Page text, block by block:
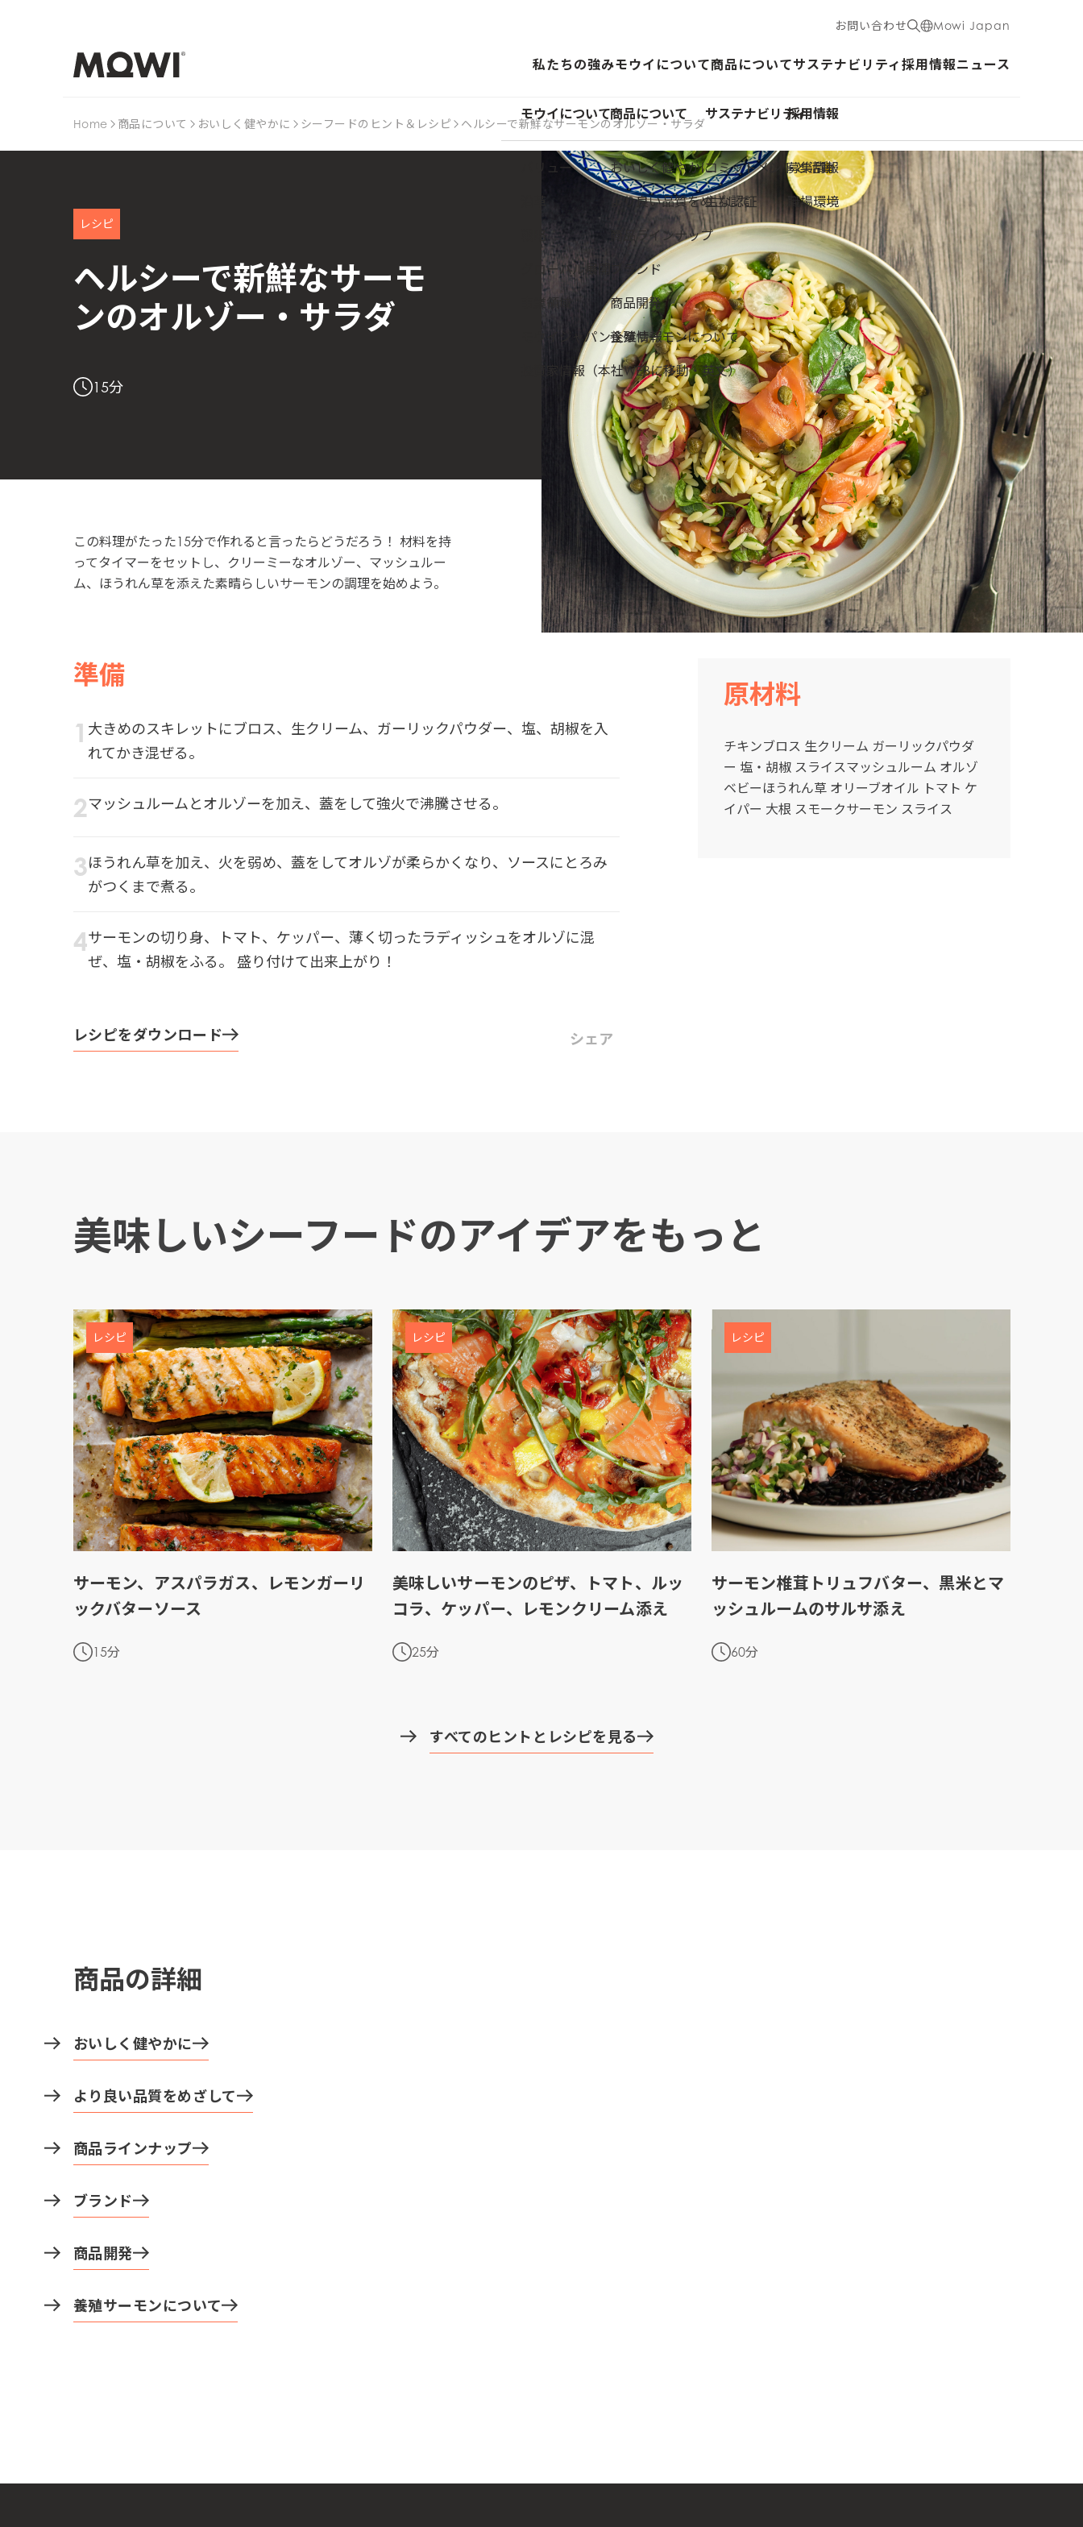
お問い合わせ Mowi Japan
私たちの強みモウイについて
モウイについて
バリュー
沿革
戦略
グローバル展開
事業領域
モウイジャパン企業情報
投資家情報（本社WEBに移動・英文）
商品について
商品について
おいしく健やかに
より良い品質をめざして
商品ラインナップ
ブランド
商品開発
養殖サーモンについて
サステナビリティ
サステナビリティ
コミットメントと活動
主な認証
採用情報
採用情報
募集情報
職場環境
ニュース
Mowi Global
Asia
Mowi China
Mowi JapanACTIVE
Mowi Korea
Mowi Taiwan
Europe
Mowi Belgium (FR)
Mowi Belgium (NL)
Mowi Czechia (CZ)
Mowi Czechia (EN)
Mowi France
Mowi Germany
Mowi Ireland
Mowi Italy
Mowi Norway
Mowi Poland
Mowi Scotland
Mowi Spain
投資家情報（英文）に移動
Home 商品について おいしく健やかに シーフードのヒント＆レシピ ヘルシーで新鮮なサーモンのオルゾー・サラダ
レシピ
ヘルシーで新鮮なサーモ
ンのオルゾー・サラダ
15分
この料理がたった15分で作れると言ったらどうだろう！ 材料を持
ってタイマーをセットし、クリーミーなオルゾー、マッシュルー
ム、ほうれん草を添えた素晴らしいサーモンの調理を始めよう。
原材料
チキンブロス 生クリーム ガーリックパウダ
ー 塩・胡椒 スライスマッシュルーム オルゾ
ベビーほうれん草 オリーブオイル トマト ケ
イパー 大根 スモークサーモン スライス
準備
大きめのスキレットにブロス、生クリーム、ガーリックパウダー、塩、胡椒を入
れてかき混ぜる。
マッシュルームとオルゾーを加え、蓋をして強火で沸騰させる。
ほうれん草を加え、火を弱め、蓋をしてオルゾが柔らかくなり、ソースにとろみ
がつくまで煮る。
サーモンの切り身、トマト、ケッパー、薄く切ったラディッシュをオルゾに混
ぜ、塩・胡椒をふる。 盛り付けて出来上がり！
レシピをダウンロード シェア
美味しいシーフードのアイデアをもっと
レシピ
サーモン、アスパラガス、レモンガーリ
ックバターソース
15分
レシピ
美味しいサーモンのピザ、トマト、ルッ
コラ、ケッパー、レモンクリーム添え
25分
レシピ
サーモン椎茸トリュフバター、黒米とマ
ッシュルームのサルサ添え
60分
すべてのヒントとレシピを見る
商品の詳細
おいしく健やかに
より良い品質をめざして
商品ラインナップ
ブランド
商品開発
養殖サーモンについて